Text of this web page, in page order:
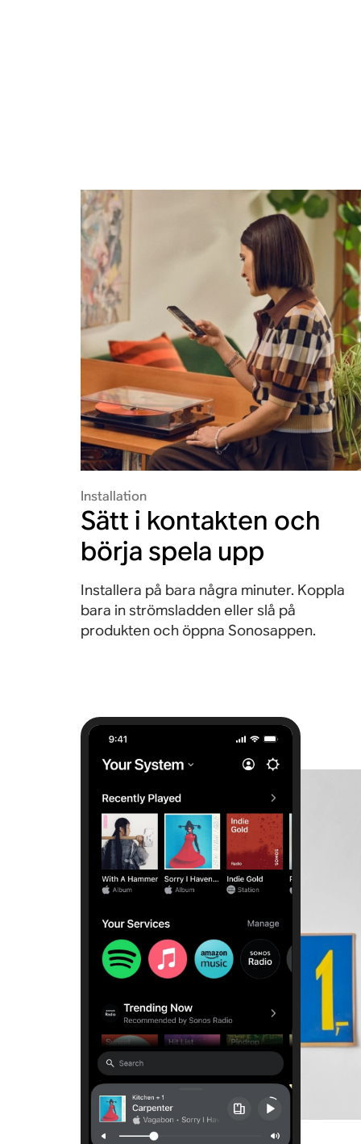
Installation
Sätt i kontakten och
börja spela upp
Installera på bara några minuter. Koppla
bara in strömsladden eller slå på
produkten och öppna Sonosappen.